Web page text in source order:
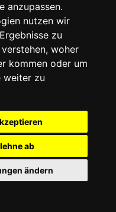
anzupassen.
nutzen wir
zu
woher
kommen oder um
weiter zu
ab
ändern
Uhr|
Saal